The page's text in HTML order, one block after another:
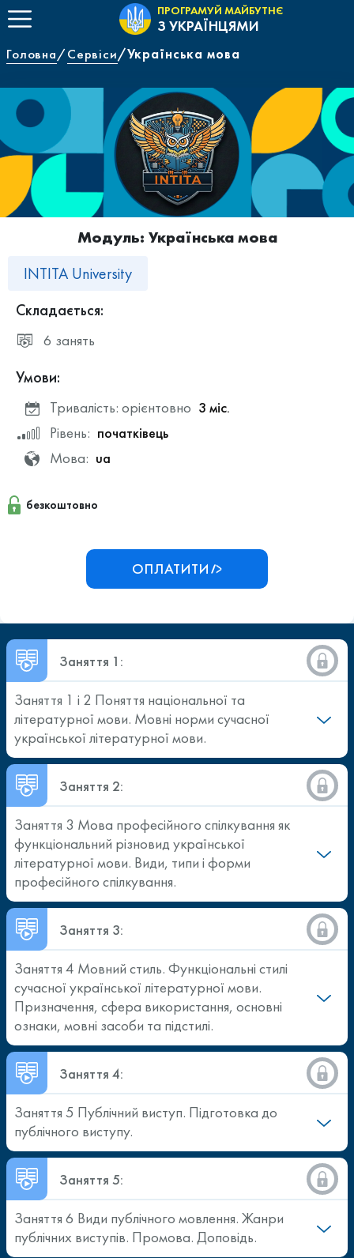
ПРОГРАМУЙ МАЙБУТНЄ
З УКРАЇНЦЯМИ
Головна Сервіси Українська мова
Модуль: Українська мова
INTITA University
Складається:
6 занять
Умови:
Тривалість: орієнтовно 3 міс.
Рівень: початківець
Мова: ua
безкоштовно
ОПЛАТИТИ
Заняття 1:
Заняття 1 і 2 Поняття національної та
літературної мови. Мовні норми сучасної
української літературної мови.
Заняття 2:
Заняття 3 Мова професійного спілкування як
функціональний різновид української
літературної мови. Види, типи і форми
професійного спілкування.
Заняття 3:
Заняття 4 Мовний стиль. Функціональні стилі
сучасної української літературної мови.
Призначення, сфера використання, основні
ознаки, мовні засоби та підстилі.
Заняття 4:
Заняття 5 Публічний виступ. Підготовка до
публічного виступу.
Заняття 5:
Заняття 6 Види публічного мовлення. Жанри
публічних виступів. Промова. Доповідь.